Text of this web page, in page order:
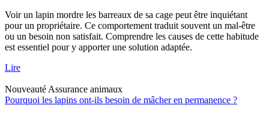
Voir un lapin mordre les barreaux de sa cage peut être inquiétant
pour un propriétaire. Ce comportement traduit souvent un mal-être
ou un besoin non satisfait. Comprendre les causes de cette habitude
est essentiel pour y apporter une solution adaptée.
Lire
Nouveauté Assurance animaux
Pourquoi les lapins ont-ils besoin de mâcher en permanence ?